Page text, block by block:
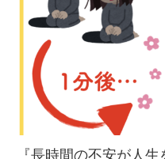
『長時間の不安が人